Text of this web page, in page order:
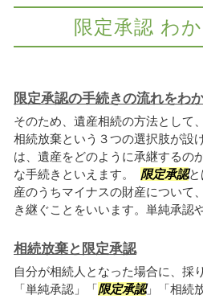
限定承認 わ
限定承認の手続きの流れをわ
そのため、遺産相続の方法とし
相続放棄という３つの選択肢が設
は、遺産をどのように承継するの
な手続きといえます。 限定承認と
産のうちマイナスの財産について
き継ぐことをいいます。単純承認
相続放棄と限定承認
自分が相続人となった場合に、採
「単純承認」「限定承認」「相続